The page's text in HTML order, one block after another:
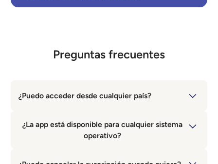
Preguntas frecuentes
¿Puedo acceder desde cualquier país?
Sí, sin importar en qué parte del mundo estés, podrás
acceder desde tu computador y celular.
¿La app está disponible para cualquier sistema
operativo?